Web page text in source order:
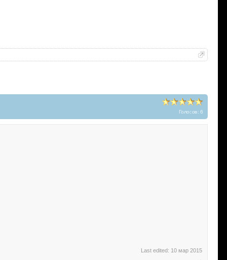
Голосов: 6
Last edited: 10 мар 2015